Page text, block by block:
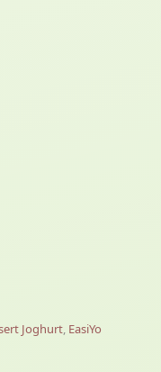
Joghurt, EasiYo